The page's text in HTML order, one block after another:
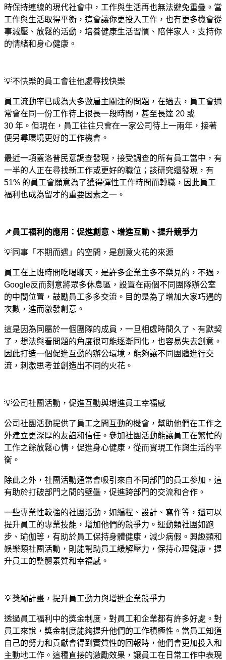
時保持連線的現代社會中，工作與生活再也無法避免重疊。當
工作與生活取得平衡，這會讓你更投入工作，也有更多機會從
事減壓、放鬆的活動，培養健康生活習慣、陪伴家人，支持你
的情緒和身心健康。
💡不快樂的員工會往他處尋找快樂
員工流動率已成為大多數雇主關注的問題，在過去，員工會通
常會在同一份工作待上很長一段時間，甚至長達 20 或
30 年。但現在，員工往往只會在一家公司待上一兩年，接著
便另尋環境更好的工作機會。
最近一項蓋洛普民意調查發現，接受調查的所有員工當中，有
一半的人正在尋找新工作或更好的職位；該研究還發現，有
51% 的員工會願意為了獲得彈性工作時間而轉職，因此員工
福利也成為留才的重要因素之一。
📌員工福利的應用：促進創意、增進互動、提升競爭力
💡同事「不期而遇」的空間，是創意火花的來源
員工在上班時間吃喝聊天，是許多企業主多不樂見的，不過，
Google反而刻意將眾多休息區，設置在兩個不同團隊辦公室
的中間位置，鼓勵員工多多交流。目的是為了增加大家巧遇的
次數，進而激發創意。
這是因為同屬於一個團隊的成員，一旦相處時間久了、有默契
了，想法與看問題的角度很可能逐漸同化，也容易失去創意。
因此打造一個促進互動的辦公環境，能夠讓不同團體進行交
流，刺激思考並創造出不同的火花。
💡公司社團活動，促進互動與增進員工幸福感
公司社團活動提供了員工之間互動的機會，幫助他們在工作之
外建立更深厚的友誼和信任。參加社團活動能讓員工在繁忙的
工作之餘放鬆心情，促進身心健康，從而實現工作與生活的平
衡。
除此之外，社團活動通常會吸引來自不同部門的員工參加，這
有助於打破部門之間的壁壘，促進跨部門的交流和合作。
一些專業性較強的社團活動，如編程、設計、寫作等，還可以
提升員工的專業技能，增加他們的競爭力。運動類社團如跑
步、瑜伽等，有助於員工保持身體健康，減少病假。興趣類和
娛樂類社團活動，則能幫助員工緩解壓力，保持心理健康，提
升員工的整體素質和幸福感。
💡獎勵計畫，提升員工動力與增進企業競爭力
透過員工福利中的獎金制度，對員工和企業都有許多好處。對
員工來說，獎金制度能夠提升他們的工作積極性。當員工知道
自己的努力和貢獻會得到實質性的回報時，他們會更加投入和
主動地工作。這種直接的激勵效果，讓員工在日常工作中表現